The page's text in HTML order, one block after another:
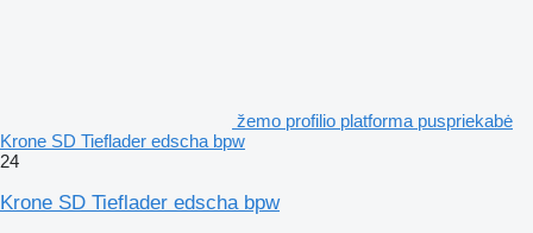
žemo profilio platforma puspriekabė
Krone SD Tieflader edscha bpw
24
Krone SD Tieflader edscha bpw